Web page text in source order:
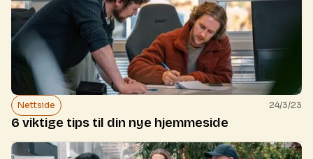
Nettside 24/3/23
6 viktige tips til din nye hjemmeside